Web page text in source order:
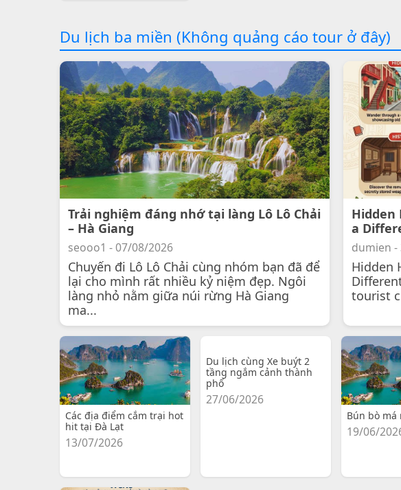
Du lịch ba miền (Không quảng cáo tour ở đây)
Trải nghiệm đáng nhớ tại làng Lô Lô Chải
– Hà Giang
seooo1 - 07/08/2026
Chuyến đi Lô Lô Chải cùng nhóm bạn đã để
lại cho mình rất nhiều kỷ niệm đẹp. Ngôi
làng nhỏ nằm giữa núi rừng Hà Giang
ma...
Hidden
a
dumien -
Hidden
tourist
Các địa điểm cắm trại hot
hit tại Đà Lạt
13/07/2026
Du lịch cùng Xe buýt 2
tầng ngắm cảnh thành
phố
27/06/2026
Bún bò má
19/06/